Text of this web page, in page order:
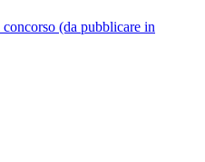
(da pubblicare in